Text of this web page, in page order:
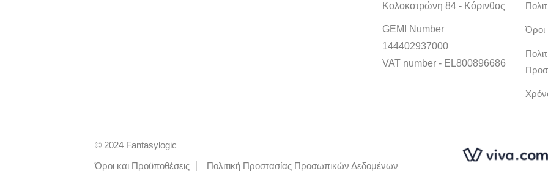
Κολοκοτρώνη 84 - Κόρινθος
GEMI Number
144402937000
VAT number - EL800896686
Όροι
© 2024 Fantasylogic
Όροι και Προϋποθέσεις
Πολιτική Προστασίας Προσωπικών Δεδομένων